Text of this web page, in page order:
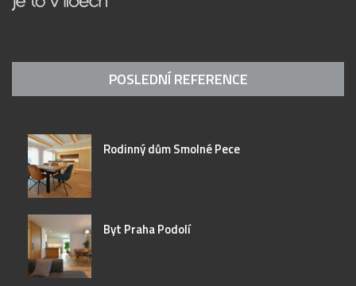
POSLEDNÍ REFERENCE
Rodinný dům Smolné Pece
Byt Praha Podolí